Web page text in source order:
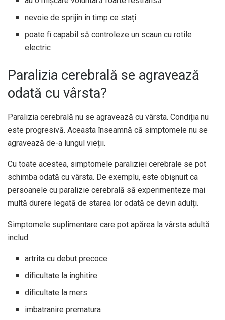
nevoie de sprijin în timp ce stați
poate fi capabil să controleze un scaun cu rotile
electric
Paralizia cerebrală se agravează
odată cu vârsta?
Paralizia cerebrală nu se agravează cu vârsta. Condiția nu
este progresivă. Aceasta înseamnă că simptomele nu se
agravează de-a lungul vieții.
Cu toate acestea, simptomele paraliziei cerebrale se pot
schimba odată cu vârsta. De exemplu, este obișnuit ca
persoanele cu paralizie cerebrală să experimenteze mai
multă durere legată de starea lor odată ce devin adulți.
Simptomele suplimentare care pot apărea la vârsta adultă
includ:
artrita cu debut precoce
dificultate la inghitire
dificultate la mers
imbatranire prematura